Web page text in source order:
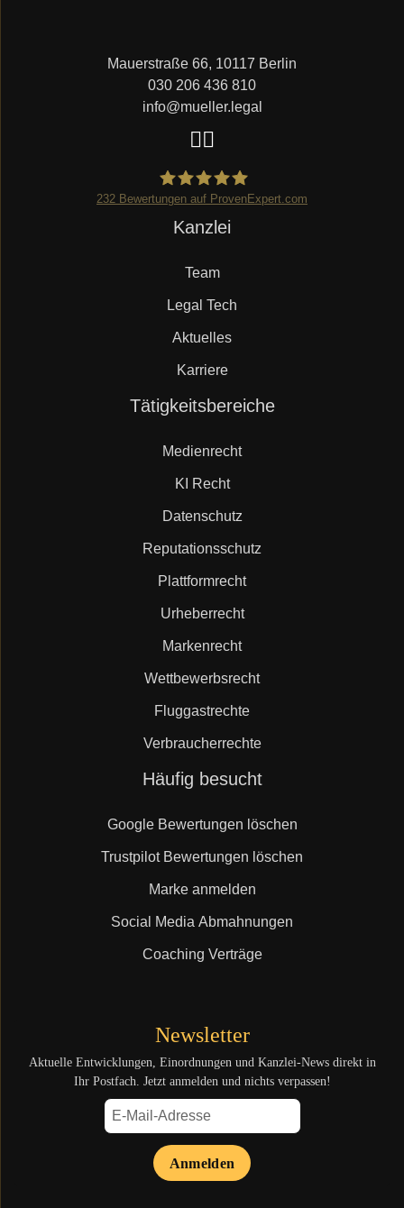
Mauerstraße 66, 10117 Berlin
030 206 436 810
info@mueller.legal
Mueller.legal
232 Bewertungen auf ProvenExpert.com
Kanzlei
Team
Legal Tech
Aktuelles
Karriere
Tätigkeitsbereiche
Medienrecht
KI Recht
Datenschutz
Reputationsschutz
Plattformrecht
Urheberrecht
Markenrecht
Wettbewerbsrecht
Fluggastrechte
Verbraucherrechte
Häufig besucht
Google Bewertungen löschen
Trustpilot Bewertungen löschen
Marke anmelden
Social Media Abmahnungen
Coaching Verträge
Newsletter
Aktuelle Entwicklungen, Einordnungen und Kanzlei-News direkt in
Ihr Postfach. Jetzt anmelden und nichts verpassen!
Anmelden